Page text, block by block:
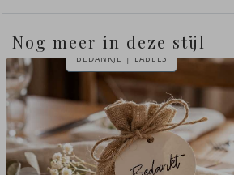
Nog meer in deze stijl
BEDANKJE | LABELS